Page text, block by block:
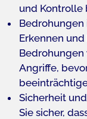
und Kontrolle
Bedrohungen
Erkennen
Bedrohungen
Angriffe,
Sicherheit
Sie sicher,